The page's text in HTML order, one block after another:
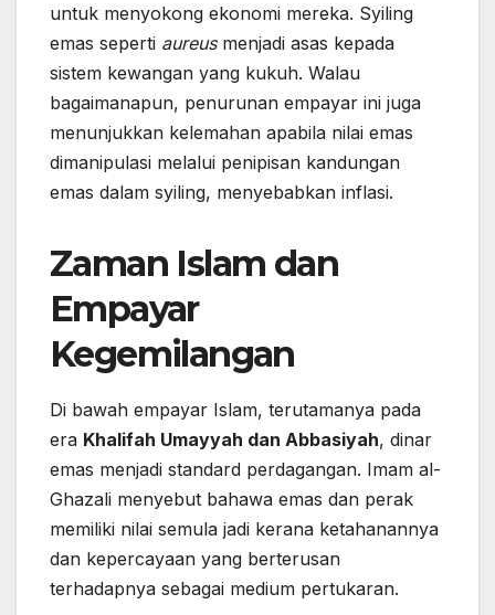
untuk menyokong ekonomi mereka. Syiling
emas seperti aureusmenjadi asas kepada
sistem kewangan yang kukuh. Walau
bagaimanapun, penurunan empayar ini juga
menunjukkan kelemahan apabila nilai emas
dimanipulasi melalui penipisan kandungan
emas dalam syiling, menyebabkan inflasi.
Zaman Islam dan
Empayar
Kegemilangan
Di bawah empayar Islam, terutamanya pada
era Khalifah Umayyah dan Abbasiyah, dinar
emas menjadi standard perdagangan. Imam al-
Ghazali menyebut bahawa emas dan perak
memiliki nilai semula jadi kerana ketahanannya
dan kepercayaan yang berterusan
terhadapnya sebagai medium pertukaran.